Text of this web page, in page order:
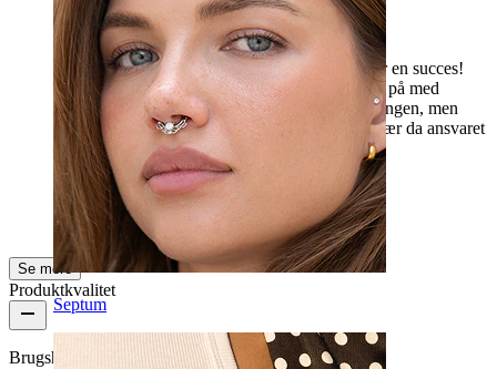
Septum
Elskværdig
Jeg købte dette smykke til min søster, og det var en succes!
Min søster er begejstret for det, og hun satte det på med
lethed. Der var nogle forhindringer under leveringen, men
supportteamet var fantastisk og super venligt, især da ansvaret
ikke var deres, men PostNord, som sædvanlig.
Ilaria Bekræftet køb
AI-oversat Vis original
Se mere
Produktkvalitet
Brugshyppighed